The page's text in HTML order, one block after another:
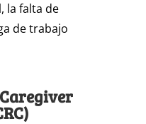
la falta de
de trabajo